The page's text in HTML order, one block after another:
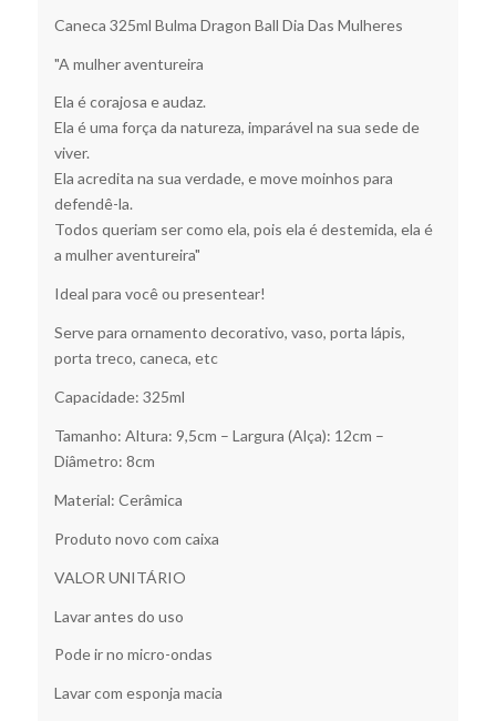
Caneca 325ml Bulma Dragon Ball Dia Das Mulheres
"A mulher aventureira
Ela é corajosa e audaz.
Ela é uma força da natureza, imparável na sua sede de
viver.
Ela acredita na sua verdade, e move moinhos para
defendê-la.
Todos queriam ser como ela, pois ela é destemida, ela é
a mulher aventureira"
Ideal para você ou presentear!
Serve para ornamento decorativo, vaso, porta lápis,
porta treco, caneca, etc
Capacidade: 325ml
Tamanho: Altura: 9,5cm – Largura (Alça): 12cm –
Diâmetro: 8cm
Material: Cerâmica
Produto novo com caixa
VALOR UNITÁRIO
Lavar antes do uso
Pode ir no micro-ondas
Lavar com esponja macia